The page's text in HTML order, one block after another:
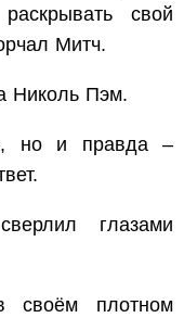
свой
Митч.
Николь Пэм.
но и правда –
глазами
плотном